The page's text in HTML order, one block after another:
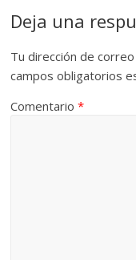
Deja una
Tu dirección de
campos obligatorios
Comentario*